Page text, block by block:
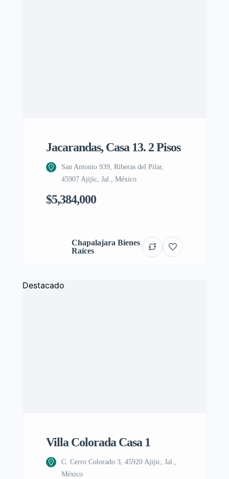
Jacarandas, Casa 13. 2 Pisos
San Antonio 939, Riberas del Pilar,
45907 Ajijic, Jal., México
$5,384,000
Chapalajara Bienes
Raíces
Destacado
Villa Colorada Casa 1
C. Cerro Colorado 3, 45920 Ajijic, Jal.,
México